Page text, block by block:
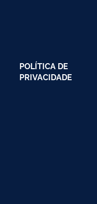
POLÍTICA DE
PRIVACIDADE